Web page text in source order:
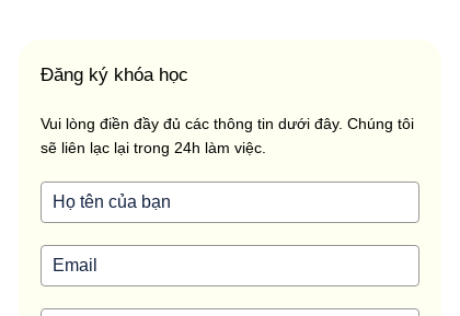
Đăng ký khóa học
Vui lòng điền đầy đủ các thông tin dưới đây. Chúng tôi
sẽ liên lạc lại trong 24h làm việc.